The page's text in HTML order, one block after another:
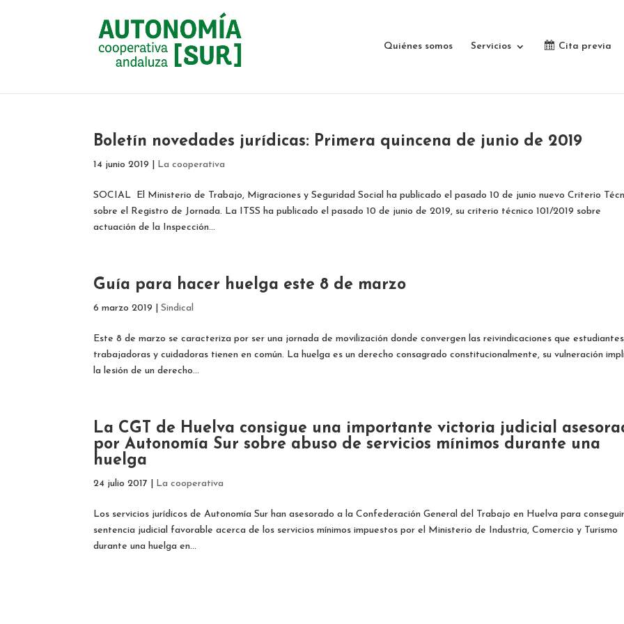
Quiénes somos Servicios Cita previa
Boletín novedades jurídicas: Primera quincena de junio de 2019
14 junio 2019 La cooperativa
SOCIAL El Ministerio de Trabajo, Migraciones y Seguridad Social ha publicado el pasado 10 de junio nuevo Criterio
sobre el Registro de Jornada. La ITSS ha publicado el pasado 10 de junio de 2019, su criterio técnico 101/2019 sobre
actuación de la Inspección...
Guía para hacer huelga este 8 de marzo
6 marzo 2019 |Sindical
Este 8 de marzo se caracteriza por ser una jornada de movilización donde convergen las reivindicaciones que
trabajadoras y cuidadoras tienen en común. La huelga es un derecho consagrado constitucionalmente, su vulneración
la lesión de un derecho...
La CGT de Huelva consigue una importante victoria judicial
por Autonomía Sur sobre abuso de servicios mínimos durante una
huelga
24 julio 2017 La cooperativa
Los servicios jurídicos de Autonomía Sur han asesorado a la Confederación General del Trabajo en Huelva para
sentencia judicial favorable acerca de los servicios mínimos impuestos por el Ministerio de Industria, Comercio y Turismo
durante una huelga en...